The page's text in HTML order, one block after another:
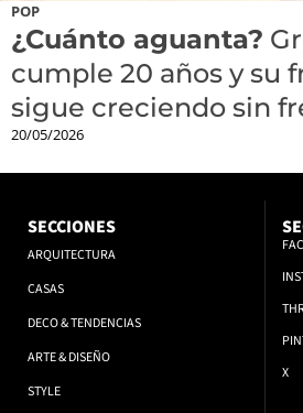
POP
¿Cuánto aguanta?
cumple 20 años y su
sigue creciendo sin
20/05/2026
SECCIONES
ARQUITECTURA
CASAS
DECO & TENDENCIAS
ARTE & DISEÑO
STYLE
X